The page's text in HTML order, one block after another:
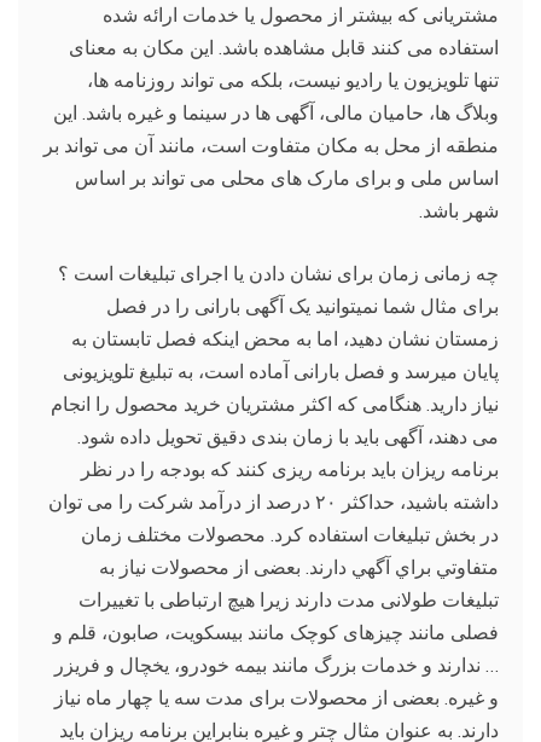
مشتریانی که بیشتر از محصول یا خدمات ارائه شده
استفاده می کنند قابل مشاهده باشد. این مکان به معنای
تنها تلویزیون یا رادیو نیست، بلکه می تواند روزنامه ها،
وبلاگ ها، حامیان مالی، آگهی ها در سینما و غیره باشد. این
منطقه از محل به مکان متفاوت است، مانند آن می تواند بر
اساس ملی و برای مارک های محلی می تواند بر اساس
شهر باشد.
چه زمانی زمان برای نشان دادن یا اجرای تبلیغات است ؟
برای مثال شما نمیتوانید یک آگهی بارانی را در فصل
زمستان نشان دهید، اما به محض اینکه فصل تابستان به
پایان میرسد و فصل بارانی آماده است، به تبلیغ تلویزیونی
نیاز دارید. هنگامی که اکثر مشتریان خرید محصول را انجام
می دهند، آگهی باید با زمان بندی دقیق تحویل داده شود.
برنامه ریزان باید برنامه ریزی کنند که بودجه را در نظر
داشته باشید، حداکثر ۲۰ درصد از درآمد شرکت را می توان
در بخش تبلیغات استفاده کرد. محصولات مختلف زمان
متفاوتي براي آگهي دارند. بعضی از محصولات نیاز به
تبلیغات طولانی مدت دارند زیرا هیچ ارتباطی با تغییرات
فصلی مانند چیزهای کوچک مانند بیسکویت، صابون، قلم و
… ندارند و خدمات بزرگ مانند بیمه خودرو، یخچال و فریزر
و غیره. بعضی از محصولات برای مدت سه یا چهار ماه نیاز
دارند. به عنوان مثال چتر و غیره بنابراین برنامه ریزان باید